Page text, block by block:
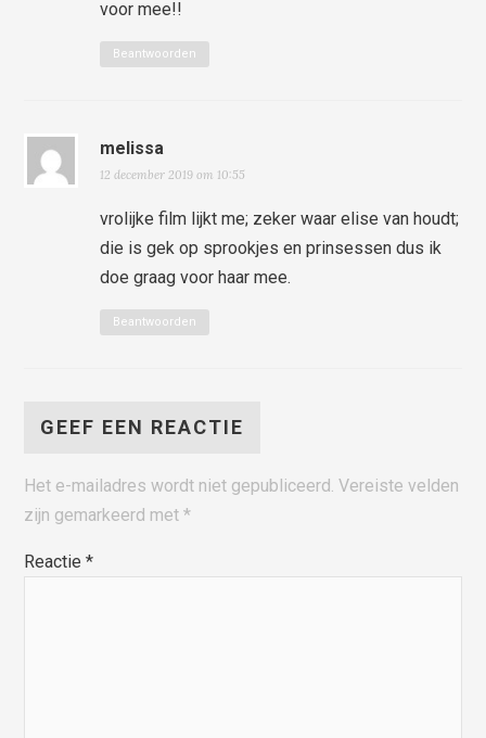
voor mee!!
Beantwoorden
melissa
12 december 2019 om 10:55
vrolijke film lijkt me; zeker waar elise van houdt;
die is gek op sprookjes en prinsessen dus ik
doe graag voor haar mee.
Beantwoorden
GEEF EEN REACTIE
Het e-mailadres wordt niet gepubliceerd. Vereiste velden
zijn gemarkeerd met*
Reactie*